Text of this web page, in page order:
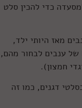
כדי להכין סלט
מאז היותי ילד,
של ענבים לבחור מהם,
חמצון).
דגנים, כמו זה